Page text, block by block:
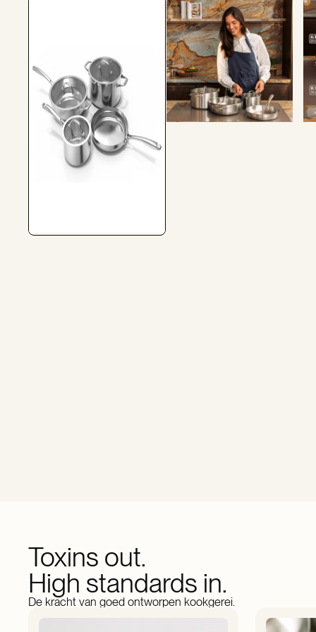
Toxins out.
High standards in.
De kracht van goed ontworpen kookgerei.